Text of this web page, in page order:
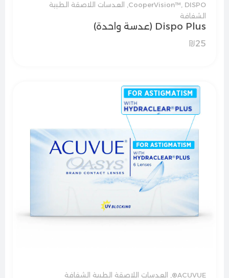
CooperVision™ DISPO
العدسات اللاصقة الطبية
الشفافة
Dispo Plus (عدسة واحدة)
₪25
ACUVUE®
, العدسات اللاصقة الطبية الشفافة